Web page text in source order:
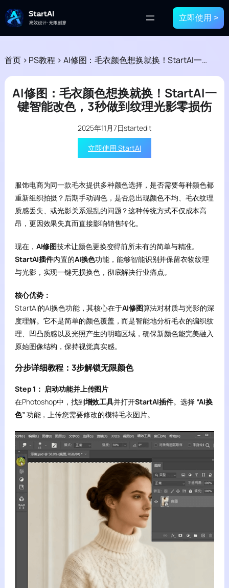
立即使用 >
首页 > PS教程 > AI修图：毛衣颜色想换就换！StartAI一键智能改色，3秒做到纹理光影零损伤
AI修图：毛衣颜色想换就换！StartAI一
键智能改色，3秒做到纹理光影零损伤
2025年11月7日startedit
立即使用 StartAI
服饰电商为同一款毛衣提供多种颜色选择，是否需要每种颜色都
重新组织拍摄？后期手动调色，是否总出现颜色不均、毛衣纹理
质感丢失、或光影关系混乱的问题？这种传统方式不仅成本高
昂，更因效果失真而直接影响销售转化。
现在， AI修图技术让颜色更换变得前所未有的简单与精准。
StartAI插件内置的AI换色功能，能够智能识别并保留衣物纹理
与光影，实现一键无损换色，彻底解决行业痛点。
核心优势：
StartAI的AI换色功能，其核心在于AI修图算法对材质与光影的深
度理解。它不是简单的颜色覆盖，而是智能地分析毛衣的编织纹
理、凹凸质感以及光照产生的明暗区域，确保新颜色能完美融入
原始图像结构，保持视觉真实感。
分步详细教程：3步解锁无限颜色
Step 1： 启动功能并上传图片
在Photoshop中，找到增效工具并打开StartAI插件。选择 “AI换
色”功能，上传您需要修改的模特毛衣图片。